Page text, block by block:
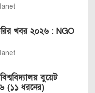
খবর ২০২৬ : NGO
বুয়েট
(১১ ধরনের)